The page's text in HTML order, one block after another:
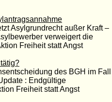
Asylgrundrecht außer Kraft –
verweigert die
Freiheit statt Angst
des BGH im Fall
: Endgültige
Freiheit statt Angst